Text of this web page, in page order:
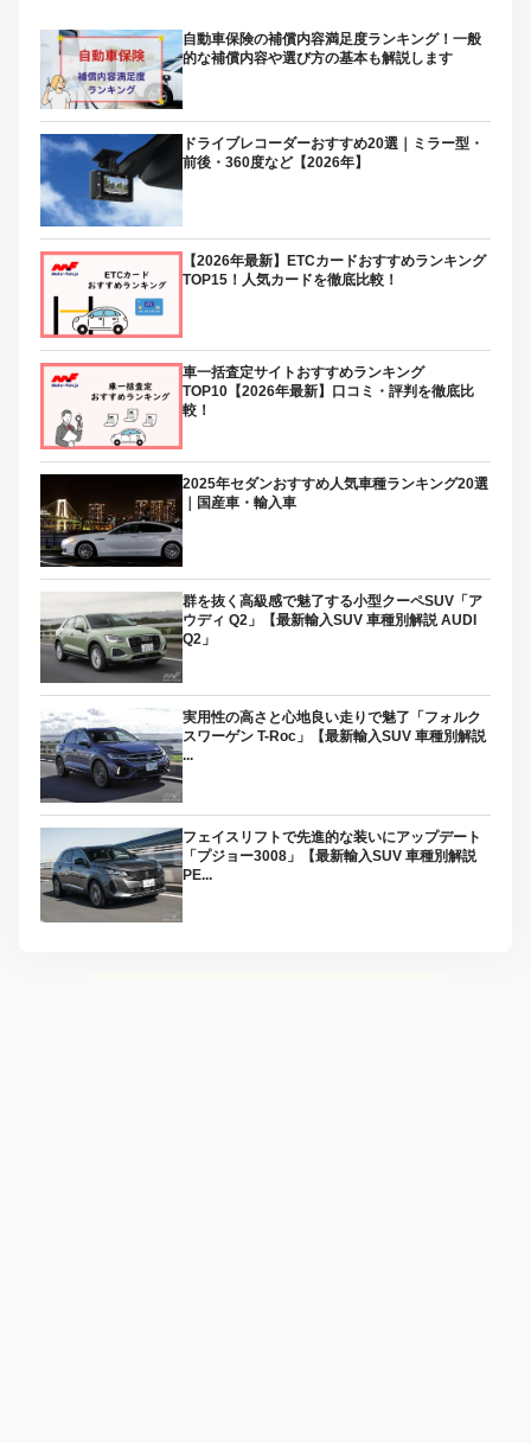
自動車保険の補償内容満足度ランキング！一般
的な補償内容や選び方の基本も解説します
ドライブレコーダーおすすめ20選｜ミラー型・
前後・360度など【2026年】
【2026年最新】ETCカードおすすめランキング
TOP15！人気カードを徹底比較！
車一括査定サイトおすすめランキング
TOP10【2026年最新】口コミ・評判を徹底比
較！
2025年セダンおすすめ人気車種ランキング20選
｜国産車・輸入車
群を抜く高級感で魅了する小型クーペSUV「ア
ウディ Q2」【最新輸入SUV 車種別解説 AUDI
Q2」
実用性の高さと心地良い走りで魅了「フォルク
スワーゲン T-Roc」【最新輸入SUV 車種別解説
...
フェイスリフトで先進的な装いにアップデート
「プジョー3008」【最新輸入SUV 車種別解説
PE...